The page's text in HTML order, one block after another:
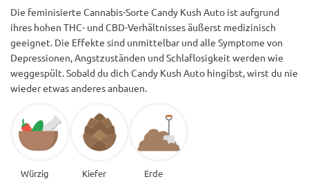
Die feminisierte Cannabis-Sorte Candy Kush Auto ist aufgrund
ihres hohen THC- und CBD-Verhältnisses äußerst medizinisch
geeignet. Die Effekte sind unmittelbar und alle Symptome von
Depressionen, Angstzuständen und Schlaflosigkeit werden wie
weggespült. Sobald du dich Candy Kush Auto hingibst, wirst du nie
wieder etwas anderes anbauen.
Würzig Kiefer Erde